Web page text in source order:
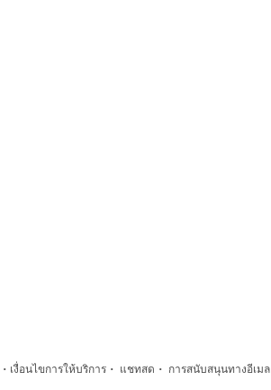
· เงื่อนไขการให้บริการ · แชทสด · การสนับสนุนทางอีเมล